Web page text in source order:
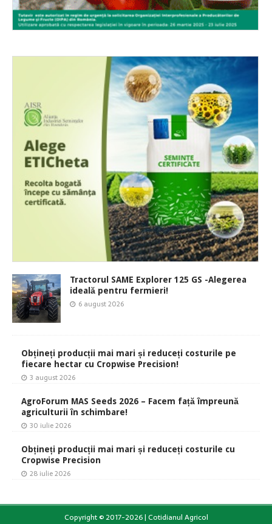
Tractorul SAME Explorer 125 GS -Alegerea
ideală pentru fermieri!
6 august 2026
Obțineți producții mai mari și reduceți costurile pe
fiecare hectar cu Cropwise Precision!
3 august 2026
AgroForum MAS Seeds 2026 – Facem față împreună
agriculturii în schimbare!
30 iulie 2026
Obțineți producții mai mari și reduceți costurile cu
Cropwise Precision
28 iulie 2026
Copyright © 2017-2026 | Cotidianul Agricol